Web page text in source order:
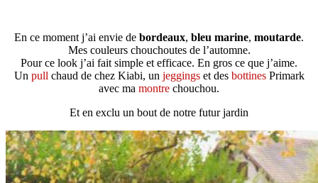
En ce moment j’ai envie de bordeaux, bleu marine, moutarde.
Mes couleurs chouchoutes de l’automne.
Pour ce look j’ai fait simple et efficace. En gros ce que j’aime.
Un pull chaud de chez Kiabi, un jeggings et des bottinesPrimark
avec ma montre chouchou.
Et en exclu un bout de notre futur jardin